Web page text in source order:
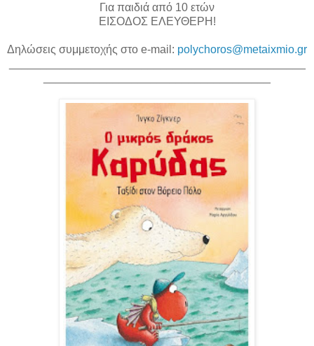
Για παιδιά από 10 ετών
ΕΙΣΟΔΟΣ ΕΛΕΥΘΕΡΗ!
Δηλώσεις συμμετοχής στο e-mail: polychoros@metaixmio.gr